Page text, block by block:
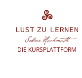
springen
DIE KURSPLATTFORM